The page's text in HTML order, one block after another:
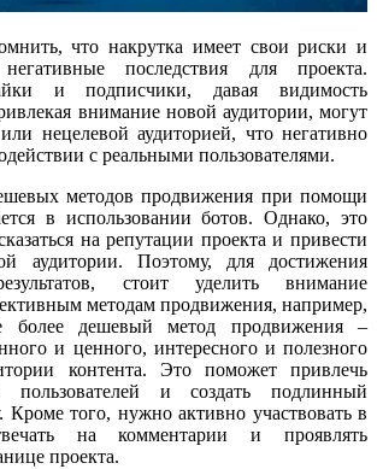
что накрутка имеет свои риски и
последствия для проекта.
и подписчики, давая видимость
внимание новой аудитории, могут
нецелевой аудиторией, что негативно
с реальными пользователями.
методов продвижения при помощи
в использовании ботов. Однако, это
на репутации проекта и привести
аудитории. Поэтому, для достижения
стоит уделить внимание
методам продвижения, например,
более дешевый метод продвижения –
и ценного, интересного и полезного
контента. Это поможет привлечь
пользователей и создать подлинный
Кроме того, нужно активно участвовать в
на комментарии и проявлять
проекта.